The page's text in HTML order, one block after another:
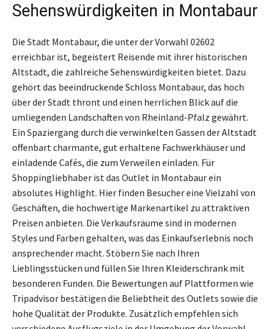
Sehenswürdigkeiten in Montabaur
Die Stadt Montabaur, die unter der Vorwahl 02602
erreichbar ist, begeistert Reisende mit ihrer historischen
Altstadt, die zahlreiche Sehenswürdigkeiten bietet. Dazu
gehört das beeindruckende Schloss Montabaur, das hoch
über der Stadt thront und einen herrlichen Blick auf die
umliegenden Landschaften von Rheinland-Pfalz gewährt.
Ein Spaziergang durch die verwinkelten Gassen der Altstadt
offenbart charmante, gut erhaltene Fachwerkhäuser und
einladende Cafés, die zum Verweilen einladen. Für
Shoppingliebhaber ist das Outlet in Montabaur ein
absolutes Highlight. Hier finden Besucher eine Vielzahl von
Geschäften, die hochwertige Markenartikel zu attraktiven
Preisen anbieten. Die Verkaufsräume sind in modernen
Styles und Farben gehalten, was das Einkaufserlebnis noch
ansprechender macht. Stöbern Sie nach Ihren
Lieblingsstücken und füllen Sie Ihren Kleiderschrank mit
besonderen Funden. Die Bewertungen auf Plattformen wie
Tripadvisor bestätigen die Beliebtheit des Outlets sowie die
hohe Qualität der Produkte. Zusätzlich empfehlen sich